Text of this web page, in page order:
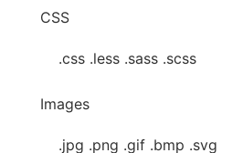
CSS
.css .less .sass .scss
Images
.jpg .png .gif .bmp .svg